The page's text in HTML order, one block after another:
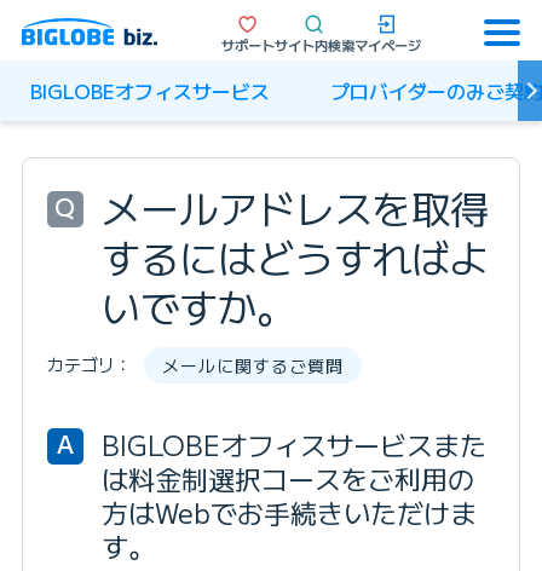
サポートサイト内検索マイページ
BIGLOBEオフィスサービス プロバイダーのみご契
Q
メールアドレスを取得
するにはどうすればよ
いですか。
カテゴリ： メールに関するご質問
A
BIGLOBEオフィスサービスまた
は料金制選択コースをご利用の
方はWebでお手続きいただけま
す。